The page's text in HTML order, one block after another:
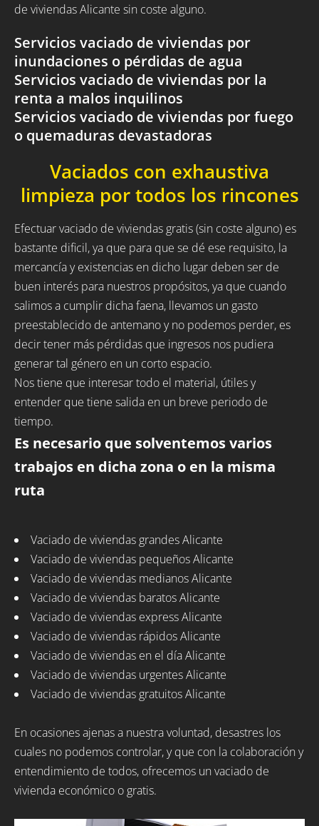
de viviendas Alicante sin coste alguno.
Servicios vaciado de viviendas por
inundaciones o pérdidas de agua
Servicios vaciado de viviendas por la
renta a malos inquilinos
Servicios vaciado de viviendas por fuego
o quemaduras devastadoras
Vaciados con exhaustiva
limpieza por todos los rincones
Efectuar vaciado de viviendas gratis (sin coste alguno) es
bastante dificil, ya que para que se dé ese requisito, la
mercancía y existencias en dicho lugar deben ser de
buen interés para nuestros propósitos, ya que cuando
salimos a cumplir dicha faena, llevamos un gasto
preestablecido de antemano y no podemos perder, es
decir tener más pérdidas que ingresos nos pudiera
generar tal género en un corto espacio.
Nos tiene que interesar todo el material, útiles y
entender que tiene salida en un breve periodo de
tiempo.
Es necesario que solventemos varios
trabajos en dicha zona o en la misma
ruta
Vaciado de viviendas grandes Alicante
Vaciado de viviendas pequeños Alicante
Vaciado de viviendas medianos Alicante
Vaciado de viviendas baratos Alicante
Vaciado de viviendas express Alicante
Vaciado de viviendas rápidos Alicante
Vaciado de viviendas en el día Alicante
Vaciado de viviendas urgentes Alicante
Vaciado de viviendas gratuitos Alicante
En ocasiones ajenas a nuestra voluntad, desastres los
cuales no podemos controlar, y que con la colaboración y
entendimiento de todos, ofrecemos un vaciado de
vivienda económico o gratis.